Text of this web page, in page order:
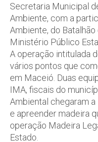
Secretaria Municipal
Ambiente, com a
Ambiente, do
Ministério Público
A operação intitulada
vários pontos que
em Maceió. Duas
IMA, fiscais do
Ambiental chegaram
e apreender madeira
operação Madeira
Estado.